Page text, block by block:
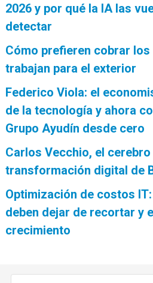
2026 y por qué la IA las
detectar
Cómo prefieren cobrar
trabajan para el exterior
Federico Viola: el
de la tecnología y ahora
Grupo Ayudín desde cero
Carlos Vecchio, el
transformación digital de
Optimización de costos
deben dejar de recortar y
crecimiento